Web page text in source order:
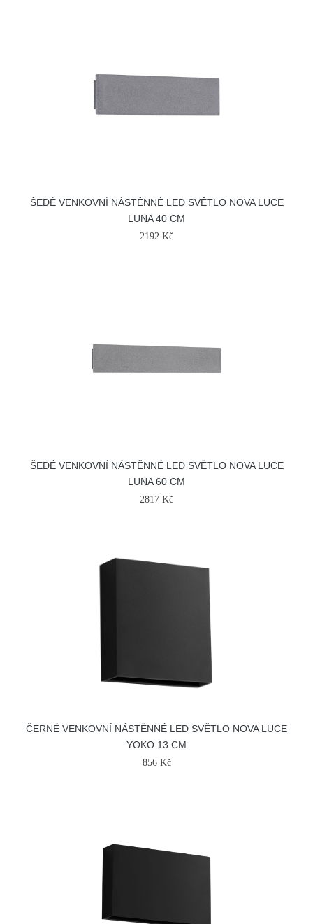
ŠEDÉ VENKOVNÍ NÁSTĚNNÉ LED SVĚTLO NOVA LUCE
LUNA 40 CM
2192 Kč
ŠEDÉ VENKOVNÍ NÁSTĚNNÉ LED SVĚTLO NOVA LUCE
LUNA 60 CM
2817 Kč
ČERNÉ VENKOVNÍ NÁSTĚNNÉ LED SVĚTLO NOVA LUCE
YOKO 13 CM
856 Kč